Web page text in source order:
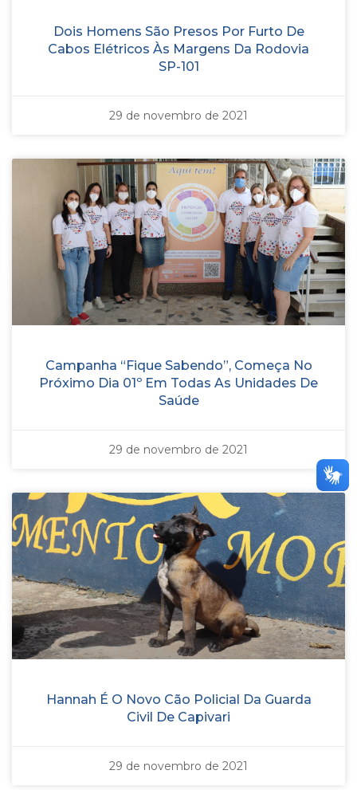
Dois Homens São Presos Por Furto De
Cabos Elétricos Às Margens Da Rodovia
SP-101
29 de novembro de 2021
Campanha “Fique Sabendo”, Começa No
Próximo Dia 01º Em Todas As Unidades De
Saúde
29 de novembro de 2021
Hannah É O Novo Cão Policial Da Guarda
Civil De Capivari
29 de novembro de 2021